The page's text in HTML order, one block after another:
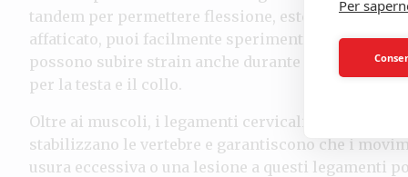
tandem per permettere flessione, estensione e
affaticato, puoi facilmente sperimentare dolore o
possono subire strain anche durante il
,
per la testa e il collo.
Oltre ai muscoli, i legamenti cervicali come il
stabilizzano le vertebre e garantiscono che i
usura eccessiva o una lesione a questi legamenti
Per